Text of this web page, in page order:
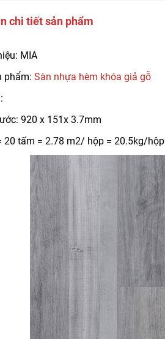
chi tiết sản phẩm
MIA
phẩm: Sàn nhựa hèm khóa giả gỗ
920 x 151x 3.7mm
20 tấm = 2.78 m2/ hộp = 20.5kg/hộp